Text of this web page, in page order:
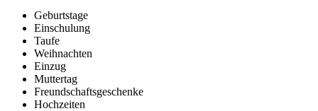
Geburtstage
Einschulung
Taufe
Weihnachten
Einzug
Muttertag
Freundschaftsgeschenke
Hochzeiten